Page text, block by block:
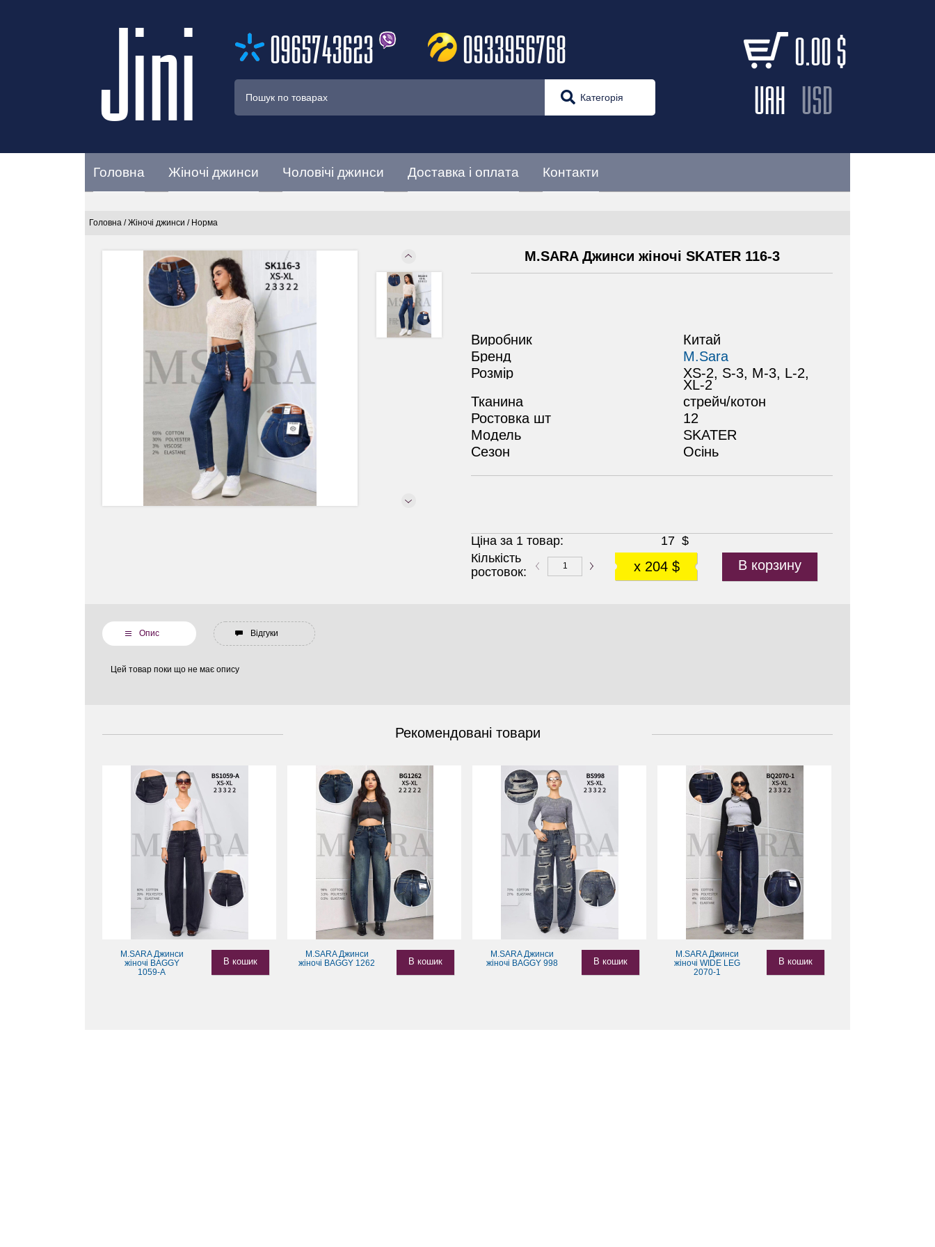
Jini 0965743623 0933956768 0.00$
UAH USD
Категорія
Головна Жіночі джинси Чоловічі джинси Доставка і оплата Контакти
Головна / Жіночі джинси / Норма
M.SARA Джинси жіночі SKATER 116-3
Виробник
Китай
Бренд
M.Sara
Розмір
XS-2, S-3, M-3, L-2,
XL-2
Тканина
стрейч/котон
Ростовка шт
12
Модель
SKATER
Сезон
Осінь
Кількість
ростовок:
x 204 $ В корзину
Ціна за 1 товар: 17 $
Опис Відгуки
Цей товар поки що не має опису
Рекомендовані товари
M.SARA Джинси
жіночі BAGGY
1059-A
В кошик
M.SARA Джинси
жіночі BAGGY 1262
В кошик
M.SARA Джинси
жіночі BAGGY 998
В кошик
M.SARA Джинси
жіночі WIDE LEG
2070-1
В кошик